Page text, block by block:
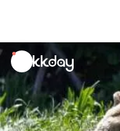
unread
notifications